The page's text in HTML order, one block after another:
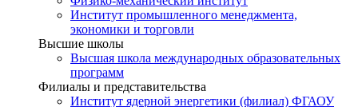
Институт промышленного менеджмента,
экономики и торговли
Высшие школы
Высшая школа международных образовательных
программ
Филиалы и представительства
Институт ядерной энергетики (филиал) ФГАОУ